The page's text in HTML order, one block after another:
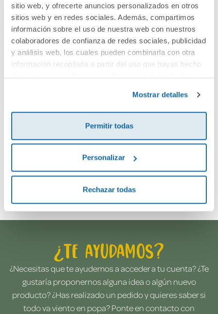
sitio web, y ofrecerte anuncios personalizados en otros
sitios web y en redes sociales. Además, compartimos
información sobre el uso de nuestra web con nuestros
colaboradores de confianza de redes sociales, publicidad
y análisis web, los cuales pueden combinarla con otra
información recopilada a partir del uso que hayas hecho
Mostrar detalles
Permitir todas
Personalizar
Rechazar todas
Cuéntanos tu opinión
¡Sé el primero en valorar este producto!
¿Te ayudamos?
¿Necesitas que te ayudemos a acceder a tu cuenta? ¿Te
gustaría proponernos alguna idea o algún nuevo
producto? ¿Has realizado un pedido y quieres saber si
todo va viento en popa? Ponte en contacto con